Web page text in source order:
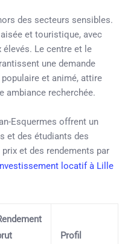
des secteurs sensibles.
et touristique, avec
élevés. Le centre et le
une demande
et animé, attire
ambiance recherchée.
Esquermes offrent un
et des étudiants des
et des rendements par
locatif à Lille
Profil